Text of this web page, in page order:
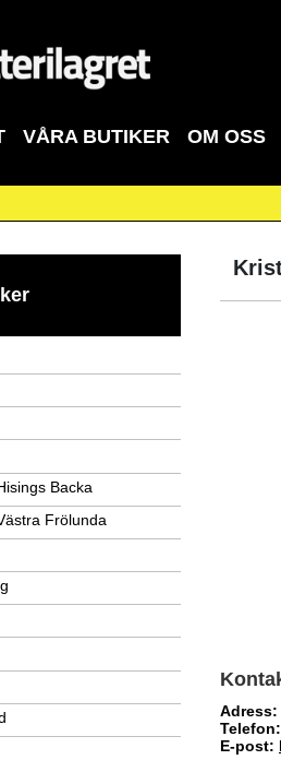
VÅRA BUTIKER OM OSS
Backa
Frölunda
Adress:
Telefon:
E-post: